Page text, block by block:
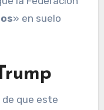
» en suelo
de que este